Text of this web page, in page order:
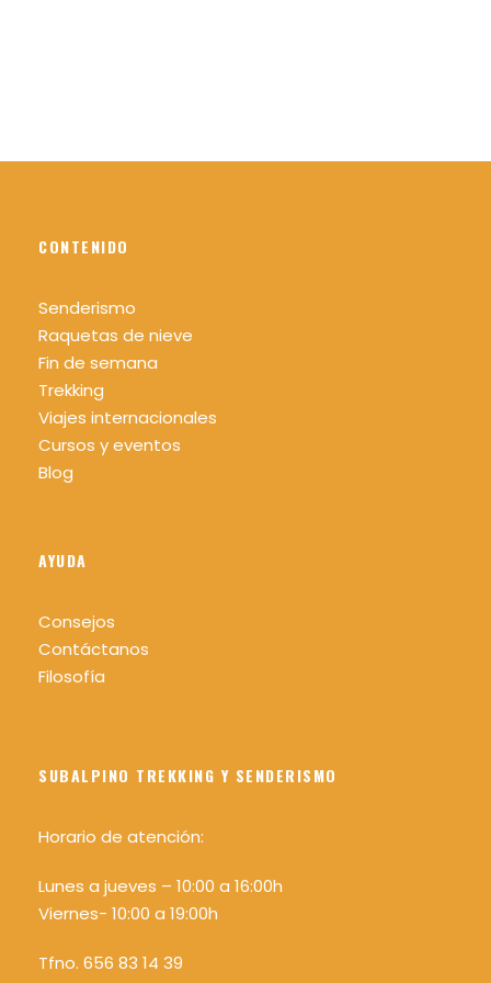
El precio no incluye
actividad según las condiciones
climatológicas del día y de la zona.
Impermeable tipo Goretex si fuera necesario
(siempre es recomendable llevar uno en la
mochila).
Sombrero o gorra, gafas de sol y protector
Mochila cómoda recomendable 25/30 L.
Agua mínimo 1,5 litros por persona.
Comida y algo para picar.
Como lo hacemos
CONTENIDO
Senderismo
Raquetas de nieve
Fin de semana
Trekking
Viajes internacionales
Cursos y eventos
Blog
AYUDA
Consejos
Contáctanos
Filosofía
SUBALPINO TREKKING Y SENDERISMO
Horario de atención:
Lunes a jueves – 10:00 a 16:00h
Viernes- 10:00 a 19:00h
Tfno. 656 83 14 39